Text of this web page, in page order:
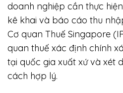
doanh nghiệp cần thực
kê khai và báo cáo thu
Cơ quan Thuế Singapore
quan thuế xác định chính
tại quốc gia xuất xứ và xét
cách hợp lý.